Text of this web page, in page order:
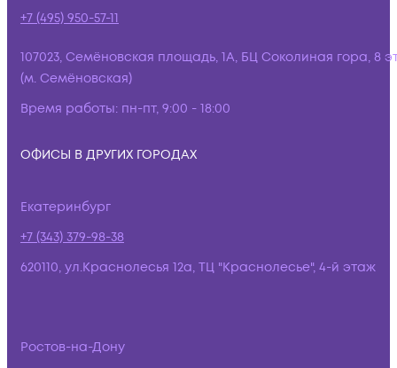
+7 (495) 950-57-11
107023, Семёновская площадь, 1А, БЦ Соколиная гора, 8
(м. Семёновская)
Время работы: пн-пт, 9:00 - 18:00
ОФИСЫ В ДРУГИХ ГОРОДАХ
Екатеринбург
+7 (343) 379-98-38
620110, ул.Краснолесья 12а, ТЦ "Краснолесье", 4-й этаж
Ростов-на-Дону